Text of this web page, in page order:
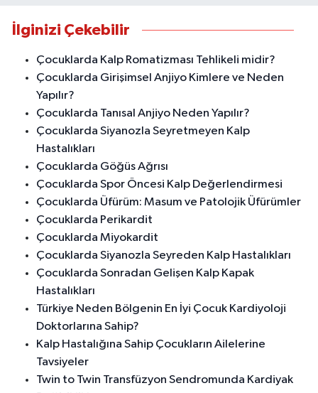
İlginizi Çekebilir
Çocuklarda Kalp Romatizması Tehlikeli midir?
Çocuklarda Girişimsel Anjiyo Kimlere ve Neden
Yapılır?
Çocuklarda Tanısal Anjiyo Neden Yapılır?
Çocuklarda Siyanozla Seyretmeyen Kalp
Hastalıkları
Çocuklarda Göğüs Ağrısı
Çocuklarda Spor Öncesi Kalp Değerlendirmesi
Çocuklarda Üfürüm: Masum ve Patolojik Üfürümler
Çocuklarda Perikardit
Çocuklarda Miyokardit
Çocuklarda Siyanozla Seyreden Kalp Hastalıkları
Çocuklarda Sonradan Gelişen Kalp Kapak
Hastalıkları
Türkiye Neden Bölgenin En İyi Çocuk Kardiyoloji
Doktorlarına Sahip?
Kalp Hastalığına Sahip Çocukların Ailelerine
Tavsiyeler
Twin to Twin Transfüzyon Sendromunda Kardiyak